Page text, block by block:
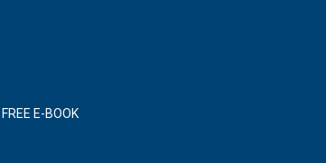
E-BOOK